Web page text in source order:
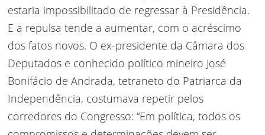
estaria impossibilitado de regressar à Presidência.
E a repulsa tende a aumentar, com o acréscimo
dos fatos novos. O ex-presidente da Câmara dos
Deputados e conhecido político mineiro José
Bonifácio de Andrada, tetraneto do Patriarca da
Independência, costumava repetir pelos
corredores do Congresso: “Em política, todos os